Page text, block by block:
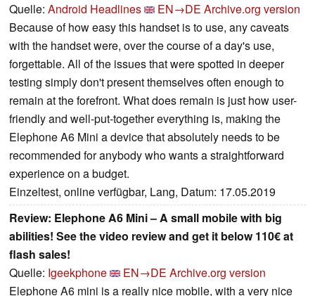
Quelle: Android Headlines EN→DE Archive.org version
Because of how easy this handset is to use, any caveats
with the handset were, over the course of a day's use,
forgettable. All of the issues that were spotted in deeper
testing simply don't present themselves often enough to
remain at the forefront. What does remain is just how user-
friendly and well-put-together everything is, making the
Elephone A6 Mini a device that absolutely needs to be
recommended for anybody who wants a straightforward
experience on a budget.
Einzeltest, online verfügbar, Lang, Datum: 17.05.2019
Review: Elephone A6 Mini – A small mobile with big
abilities! See the video review and get it below 110€ at
flash sales!
Quelle: Igeekphone EN→DE Archive.org version
Elephone A6 mini is a really nice mobile, with a very nice